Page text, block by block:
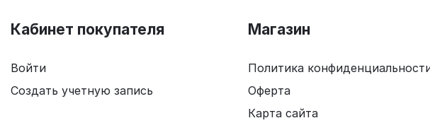
Кабинет покупателя
Войти
Создать учетную запись
Магазин
Политика
Оферта
Карта сайта